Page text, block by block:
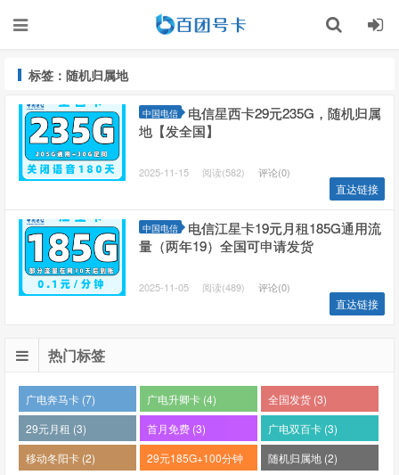
标签：随机归属地
中国电信
电信星西卡29元235G，随机归属
地【发全国】
2025-11-15 阅读(582) 评论(0)
直达链接
中国电信
电信江星卡19元月租185G通用流
量（两年19）全国可申请发货
2025-11-05 阅读(489) 评论(0)
直达链接
热门标签
广电奔马卡 (7) 广电升卿卡 (4)
全国发货 (3)
29元月租 (3)
首月免费 (3)
广电双百卡 (3)
移动冬阳卡 (2)
29元185G+100分钟
随机归属地 (2)